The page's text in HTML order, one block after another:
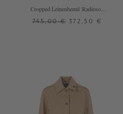
Cropped Leinenhemd 'Radioso'
745,00 € 372,50 €